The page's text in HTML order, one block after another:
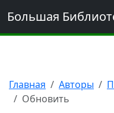
Большая
Главная Авторы
Обновить